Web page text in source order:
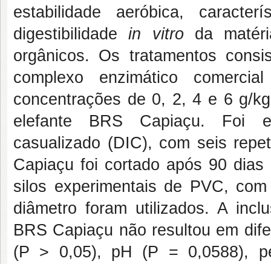
estabilidade aeróbica,
digestibilidadein vitroda
orgânicos. Os tratamentos
complexo enzimático
concentrações de 0, 2, 4 e 6 g/
elefante BRS Capiaçu. Foi
casualizado (DIC), com seis
Capiaçu foi cortado após 90
silos experimentais de PVC,
diâmetro foram utilizados. A
BRS Capiaçu não resultou em
(P > 0,05), pH (P = 0,0588),